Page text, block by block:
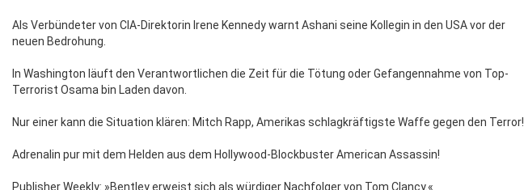
Als Verbündeter von CIA-Direktorin Irene Kennedy warnt Ashani seine Kollegin in den USA vor der
neuen Bedrohung.
In Washington läuft den Verantwortlichen die Zeit für die Tötung oder Gefangennahme von Top-
Terrorist Osama bin Laden davon.
Nur einer kann die Situation klären: Mitch Rapp, Amerikas schlagkräftigste Waffe gegen den Terror!
Adrenalin pur mit dem Helden aus dem Hollywood-Blockbuster American Assassin!
Publisher Weekly: »Bentley erweist sich als würdiger Nachfolger von Tom Clancy.«